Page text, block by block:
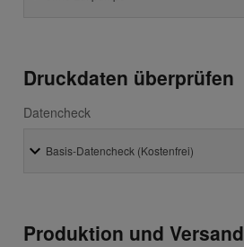
Druckdaten überprüfen
Datencheck
Produktion und Versand